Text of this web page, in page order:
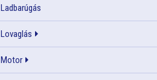
Ladbarúgás
Lovaglás
Motor